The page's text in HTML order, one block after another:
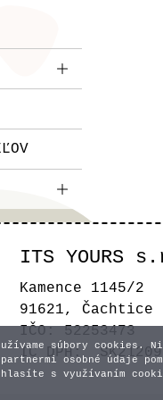
ITS YOURS
Kamence 1145/2
91621, Čachtice
IČO: 52253473
IČ DPH:súbory
osobné údaje
s využívaním